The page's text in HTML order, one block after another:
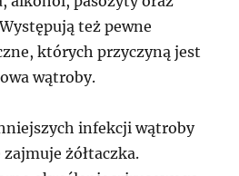
też pewne
których przyczyną jest
wątroby.
infekcji wątroby
żółtaczka.